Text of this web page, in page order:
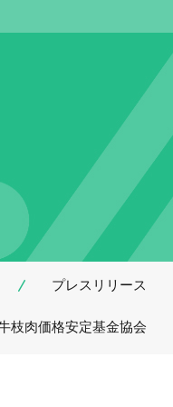
プレスリリース
枝肉価格安定基金協会